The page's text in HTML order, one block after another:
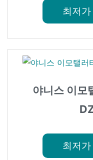
최저
야니스 이모
최저